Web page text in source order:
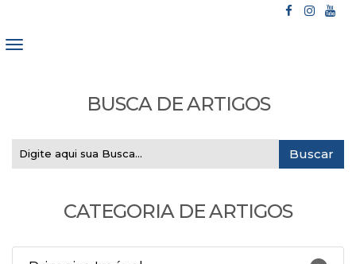
BUSCA DE ARTIGOS
CATEGORIA DE ARTIGOS